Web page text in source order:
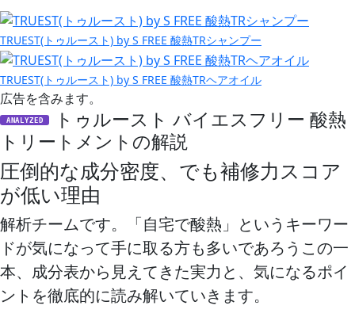
TRUEST(トゥルースト) by S FREE 酸熱TRシャンプー
TRUEST(トゥルースト) by S FREE 酸熱TRヘアオイル
広告を含みます。
ANALYZED
トゥルースト バイエスフリー 酸熱
トリートメントの解説
圧倒的な成分密度、でも補修力スコア
が低い理由
解析チームです。「自宅で酸熱」というキーワー
ドが気になって手に取る方も多いであろうこの一
本、成分表から見えてきた実力と、気になるポイ
ントを徹底的に読み解いていきます。